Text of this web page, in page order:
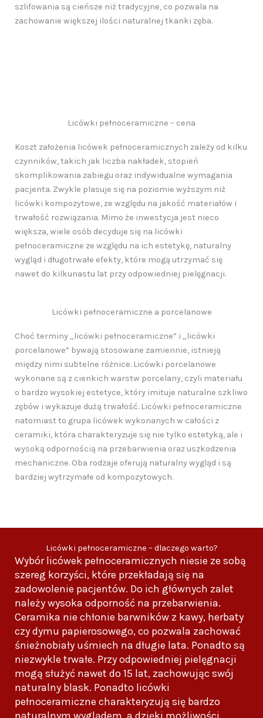
szlifowania są cieńsze niż tradycyjne, co pozwala na
zachowanie większej ilości naturalnej tkanki zęba.
Licówki pełnoceramiczne – cena
Koszt założenia licówek pełnoceramicznych zależy od kilku
czynników, takich jak liczba nakładek, stopień
skomplikowania zabiegu oraz indywidualne wymagania
pacjenta. Zwykle plasuje się na poziomie wyższym niż
licówki kompozytowe, ze względu na jakość materiałów i
trwałość rozwiązania. Mimo że inwestycja jest nieco
większa, wiele osób decyduje się na licówki
pełnoceramiczne ze względu na ich estetykę, naturalny
wygląd i długotrwałe efekty, które mogą utrzymać się
nawet do kilkunastu lat przy odpowiedniej pielęgnacji.
Licówki pełnoceramiczne a porcelanowe
Choć terminy „licówki pełnoceramiczne” i „licówki
porcelanowe” bywają stosowane zamiennie, istnieją
między nimi subtelne różnice. Licówki porcelanowe
wykonane są z cienkich warstw porcelany, czyli materiału
o bardzo wysokiej estetyce, który imituje naturalne szkliwo
zębów i wykazuje dużą trwałość. Licówki pełnoceramiczne
natomiast to grupa licówek wykonanych w całości z
ceramiki, która charakteryzuje się nie tylko estetyką, ale i
wysoką odpornością na przebarwienia oraz uszkodzenia
mechaniczne. Oba rodzaje oferują naturalny wygląd i są
bardziej wytrzymałe od kompozytowych.
Licówki pełnoceramiczne – dlaczego warto?
Wybór licówek pełnoceramicznych niesie ze sobą
szereg korzyści, które przekładają się na
zadowolenie pacjentów. Do ich głównych zalet
należy wysoka odporność na przebarwienia.
Ceramika nie chłonie barwników z kawy, herbaty
czy dymu papierosowego, co pozwala zachować
śnieżnobiały uśmiech na długie lata. Ponadto są
niezwykle trwałe. Przy odpowiedniej pielęgnacji
mogą służyć nawet do 15 lat, zachowując swój
naturalny blask. Ponadto licówki
pełnoceramiczne charakteryzują się bardzo